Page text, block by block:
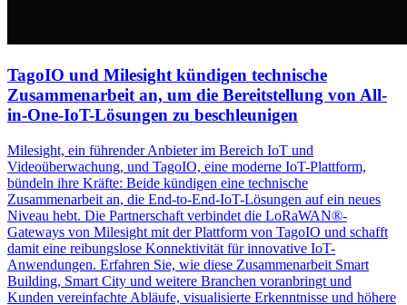
TagoIO und Milesight kündigen technische
Zusammenarbeit an, um die Bereitstellung von All-
in-One-IoT-Lösungen zu beschleunigen
Milesight, ein führender Anbieter im Bereich IoT und
Videoüberwachung, und TagoIO, eine moderne IoT-Plattform,
bündeln ihre Kräfte: Beide kündigen eine technische
Zusammenarbeit an, die End-to-End-IoT-Lösungen auf ein neues
Niveau hebt. Die Partnerschaft verbindet die LoRaWAN®-
Gateways von Milesight mit der Plattform von TagoIO und schafft
damit eine reibungslose Konnektivität für innovative IoT-
Anwendungen. Erfahren Sie, wie diese Zusammenarbeit Smart
Building, Smart City und weitere Branchen voranbringt und
Kunden vereinfachte Abläufe, visualisierte Erkenntnisse und höhere